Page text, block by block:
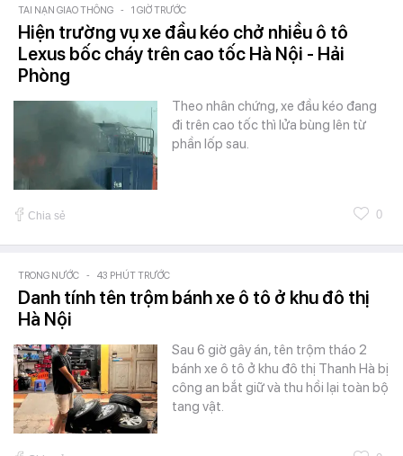
TAI NẠN GIAO THÔNG - 1 GIỜ TRƯỚC
Hiện trường vụ xe đầu kéo chở nhiều ô tô
Lexus bốc cháy trên cao tốc Hà Nội - Hải
Phòng
Theo nhân chứng, xe đầu kéo đang
đi trên cao tốc thì lửa bùng lên từ
phần lốp sau.
Chia sẻ 0
TRONG NƯỚC - 43 PHÚT TRƯỚC
Danh tính tên trộm bánh xe ô tô ở khu đô thị
Hà Nội
Sau 6 giờ gây án, tên trộm tháo 2
bánh xe ô tô ở khu đô thị Thanh Hà bị
công an bắt giữ và thu hồi lại toàn bộ
tang vật.